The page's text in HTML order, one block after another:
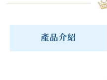
產品介紹